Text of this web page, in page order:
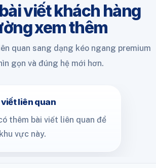
viết khách hàng
xem thêm
quan sang dạng kéo ngang premium
gọn và đúng hệ mới hơn.
liên quan
thêm bài viết liên quan để
vực này.